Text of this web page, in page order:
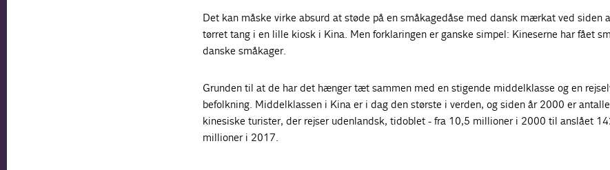
Det kan måske virke absurd at støde på en småkagedåse med dansk mærkat ved siden
tørret tang i en lille kiosk i Kina. Men forklaringen er ganske simpel: Kineserne har fået
danske småkager.
Grunden til at de har det hænger tæt sammen med en stigende middelklasse og en
befolkning. Middelklassen i Kina er i dag den største i verden, og siden år 2000 er
kinesiske turister, der rejser udenlandsk, tidoblet - fra 10,5 millioner i 2000 til anslået
millioner i 2017.